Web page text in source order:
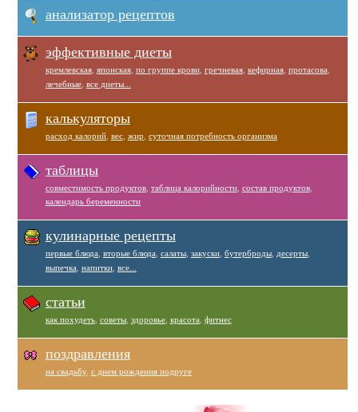
анализатор рецептов
эффективные диеты
кремлевская, японская, по группе крови, гречневая, кефирная, протасова
лечебные, все диеты...
калькуляторы
расход калорий, вес, жир суточная потребность организма
таблицы
совместимость продуктов, таблица калорийности, состав продуктов,
календарь беременности
кулинарные рецепты
первые блюда вторые блюда салаты, закуски, бутерброды, десерты,
выпечка напитки, все...
статьи
как похудеть, советы, здоровье, красота фитнес
поздравления
на свадьбу, с днем рождения подруге